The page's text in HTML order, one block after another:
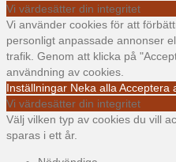
Vi värdesätter din integritet
Vi använder cookies för att
personligt anpassade annonser
trafik. Genom att klicka på
användning av cookies.
Inställningar Neka alla Acceptera
Vi värdesätter din integritet
Välj vilken typ av cookies du vill
sparas i ett år.